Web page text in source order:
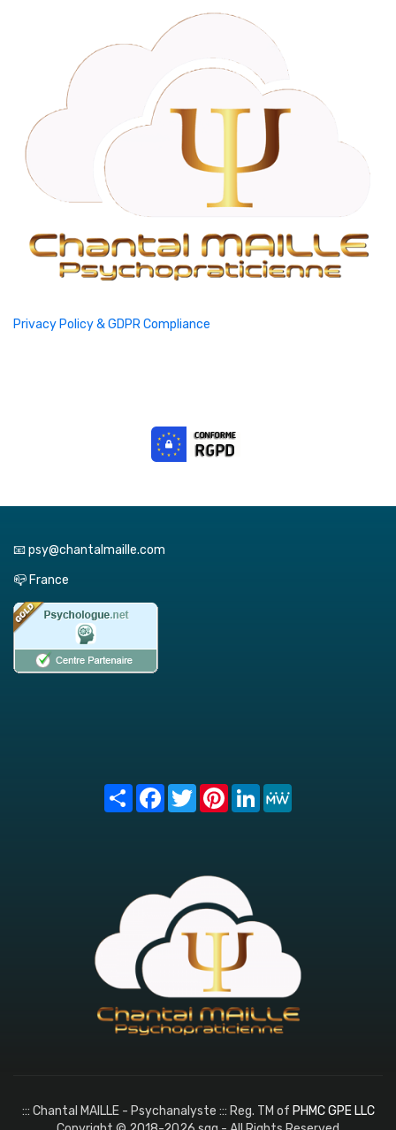
Privacy Policy & GDPR Compliance
📧 psy@chantalmaille.com
📪 France
Share FacebookTwitterPinterest
LinkedIn
::: Chantal MAILLE - Psychanalyste ::: Reg. TM of PHMC GPE LLC